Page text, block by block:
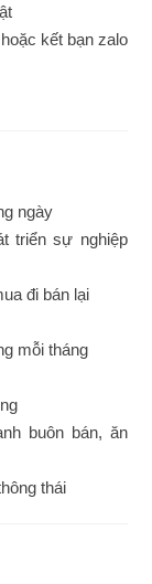
kết bạn zalo
ngày
triển sự nghiệp
đi bán lại
mỗi tháng
buôn bán, ăn
thái